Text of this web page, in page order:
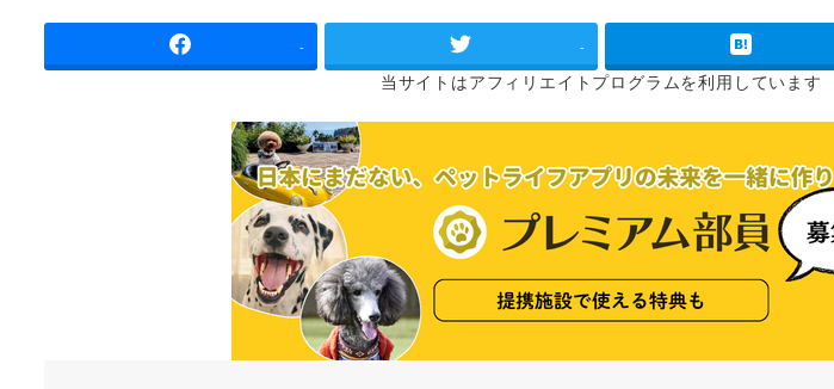
- -
当サイトはアフィリエイトプログラムを利用しています